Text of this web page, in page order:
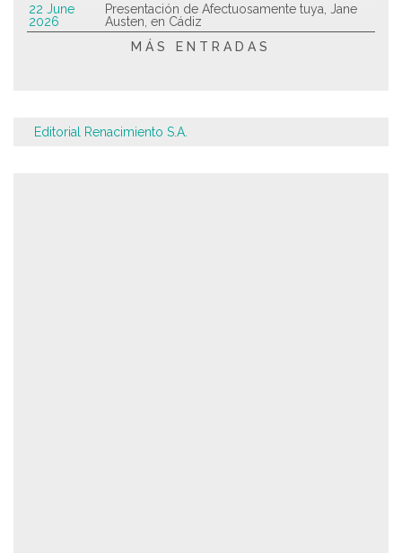
22 June
2026
Presentación de Afectuosamente tuya, Jane
Austen, en Cádiz
MÁS ENTRADAS
Editorial Renacimiento S.A.